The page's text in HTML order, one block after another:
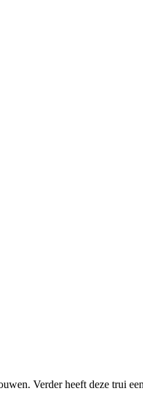
Verder heeft deze trui